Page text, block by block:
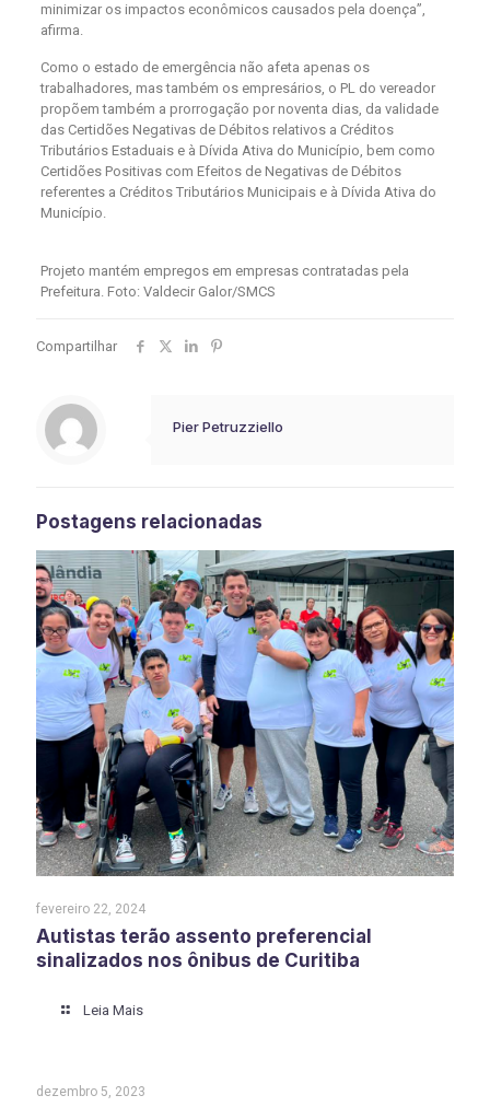
minimizar os impactos econômicos causados pela doença”,
afirma.
Como o estado de emergência não afeta apenas os
trabalhadores, mas também os empresários, o PL do vereador
propõem também a prorrogação por noventa dias, da validade
das Certidões Negativas de Débitos relativos a Créditos
Tributários Estaduais e à Dívida Ativa do Município, bem como
Certidões Positivas com Efeitos de Negativas de Débitos
referentes a Créditos Tributários Municipais e à Dívida Ativa do
Município.
Projeto mantém empregos em empresas contratadas pela
Prefeitura. Foto: Valdecir Galor/SMCS
Compartilhar
Pier Petruzziello
Postagens relacionadas
fevereiro 22, 2024
Autistas terão assento preferencial
sinalizados nos ônibus de Curitiba
Leia Mais
dezembro 5, 2023